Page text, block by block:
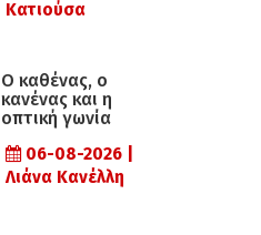
Κατιούσα
Ο καθένας, ο
κανένας και η
οπτική γωνία
06-08-2026 |
Λιάνα Κανέλλη